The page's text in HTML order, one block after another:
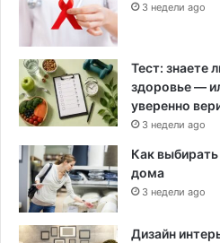
3 недели ago
Тест: знаете
здоровье —
уверенно
3 недели ago
Как
дома
3 недели ago
Дизайн